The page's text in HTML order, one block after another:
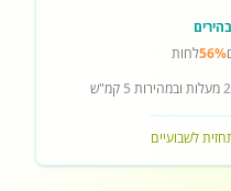
56%לחות
מעלות ובמהירות 5 קמ"ש
לשבועיים